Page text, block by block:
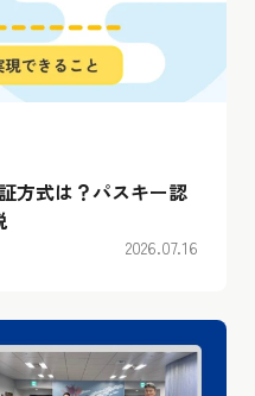
方式は？パスキー認
2026.07.16